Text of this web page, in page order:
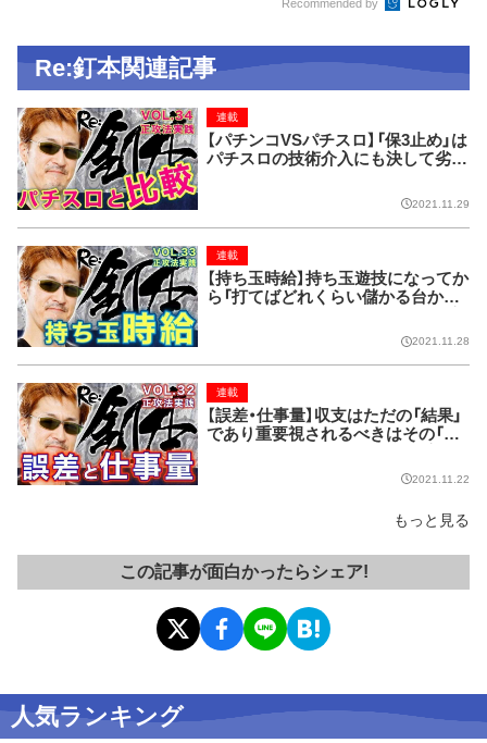
Recommended by
Re:釘本関連記事
【パチンコVSパチスロ】「保3止め」は
パチスロの技術介入にも決して劣ら
連載
2021.11.29
【持ち玉時給】持ち玉遊技になってか
ら「打てばどれくらい儲かる台か？」
連載
2021.11.28
【誤差・仕事量】収支はただの「結果」
であり重要視されるべきはその「過
連載
2021.11.22
もっと見る
この記事が面白かったらシェア!
人気ランキング